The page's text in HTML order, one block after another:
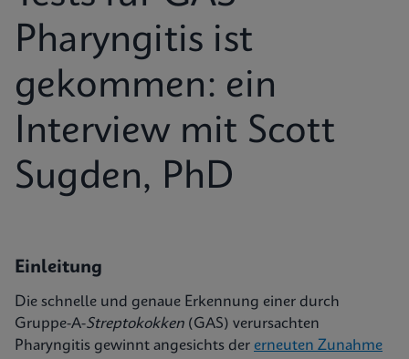
Pharyngitis ist
gekommen: ein
Interview mit Scott
Sugden, PhD
Einleitung
Die schnelle und genaue Erkennung einer durch
Gruppe-A-Streptokokken (GAS) verursachten
Pharyngitis gewinnt angesichts der erneuten Zunahme